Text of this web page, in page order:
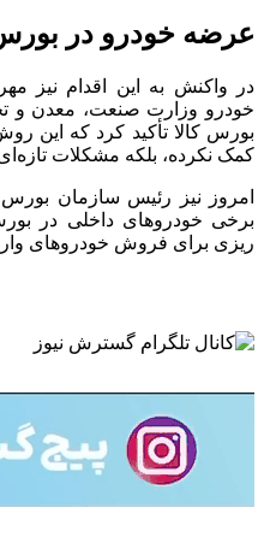
عرضه خودرو در بورس
در واکنش به این اقدام نیز
خودرو وزارت صنعت، معدن و
بورس کالا تأکید کرد که این
کمک نکرده، بلکه مشکلات
امروز نیز رئیس سازمان
برخی خودروهای داخلی در
ریزی برای فروش خودروهای